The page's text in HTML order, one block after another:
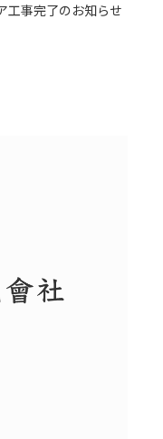
工事完了のお知らせ